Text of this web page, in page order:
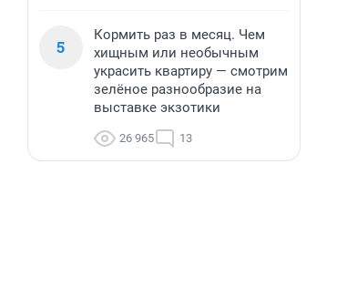
5
Кормить раз в месяц. Чем
хищным или необычным
украсить квартиру — смотрим
зелёное разнообразие на
выставке экзотики
26 965 13